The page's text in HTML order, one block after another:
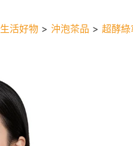
生活好物 > 沖泡茶品 > 超酵綠